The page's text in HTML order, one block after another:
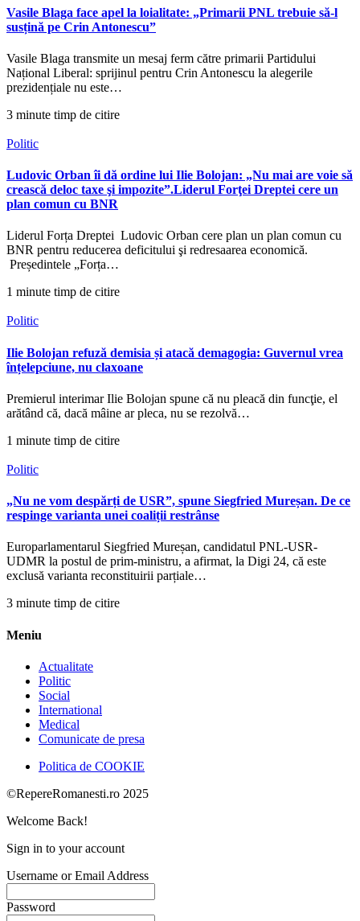
Vasile Blaga face apel la loialitate: „Primarii PNL trebuie să-l
susțină pe Crin Antonescu”
Vasile Blaga transmite un mesaj ferm către primarii Partidului
Național Liberal: sprijinul pentru Crin Antonescu la alegerile
prezidențiale nu este…
3 minute timp de citire
Politic
Ludovic Orban îi dă ordine lui Ilie Bolojan: „Nu mai are voie să
crească deloc taxe şi impozite”.Liderul Forţei Dreptei cere un
plan comun cu BNR
Liderul Forța Dreptei Ludovic Orban cere plan un plan comun cu
BNR pentru reducerea deficitului şi redresaarea economică.
Președintele „Forța…
1 minute timp de citire
Politic
Ilie Bolojan refuză demisia și atacă demagogia: Guvernul vrea
înțelepciune, nu claxoane
Premierul interimar Ilie Bolojan spune că nu pleacă din funcţie, el
arătând că, dacă mâine ar pleca, nu se rezolvă…
1 minute timp de citire
Politic
„Nu ne vom despărți de USR”, spune Siegfried Mureșan. De ce
respinge varianta unei coaliții restrânse
Europarlamentarul Siegfried Mureșan, candidatul PNL-USR-
UDMR la postul de prim-ministru, a afirmat, la Digi 24, că este
exclusă varianta reconstituirii parțiale…
3 minute timp de citire
Meniu
Actualitate
Politic
Social
International
Medical
Comunicate de presa
Politica de COOKIE
©RepereRomanesti.ro 2025
Welcome Back!
Sign in to your account
Username or Email Address
Password